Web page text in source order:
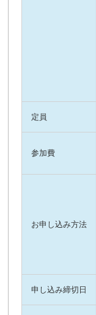
定員
参加費
お申し込み方法
申し込み締切日